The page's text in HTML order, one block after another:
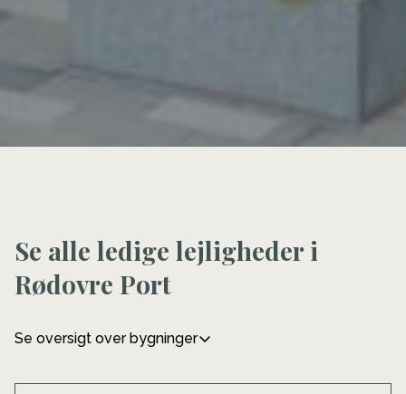
Se alle ledige lejligheder i
Rødovre Port
Se oversigt over bygninger